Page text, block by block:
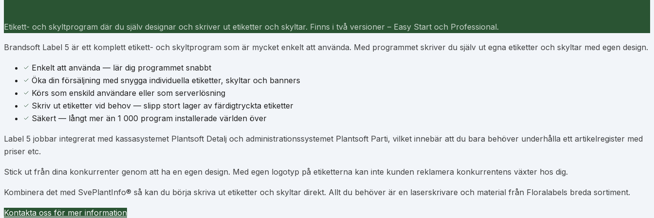
Etikett- och skyltprogram där du själv designar och skriver ut etiketter och skyltar. Finns i två versioner – Easy Start och Professional.
Brandsoft Label 5 är ett komplett etikett- och skyltprogram som är mycket enkelt att använda. Med programmet skriver du själv ut egna etiketter och skyltar med egen design.
Enkelt att använda — lär dig programmet snabbt
Öka din försäljning med snygga individuella etiketter, skyltar och banners
Körs som enskild användare eller som serverlösning
Skriv ut etiketter vid behov — slipp stort lager av färdigtryckta etiketter
Säkert — långt mer än 1 000 program installerade världen över
Label 5 jobbar integrerat med kassasystemet Plantsoft Detalj och administrationssystemet Plantsoft Parti, vilket innebär att du bara behöver underhålla ett artikelregister med
priser etc.
Stick ut från dina konkurrenter genom att ha en egen design. Med egen logotyp på etiketterna kan inte kunden reklamera konkurrentens växter hos dig.
Kombinera det med SvePlantInfo® så kan du börja skriva ut etiketter och skyltar direkt. Allt du behöver är en laserskrivare och material från Floralabels breda sortiment.
Kontakta oss för mer information